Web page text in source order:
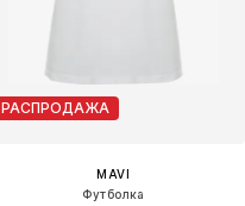
РАСПРОДАЖА
MAVI
Футболка